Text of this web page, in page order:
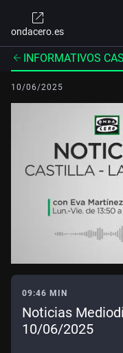
ondacero.es
INFORMATIVOS
10/06/2025
09:46 MIN
Noticias
10/06/2025